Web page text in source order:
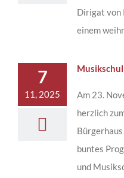
Dirigat von
einem
7
11, 2025
Am 23.
herzlich
buntes
und